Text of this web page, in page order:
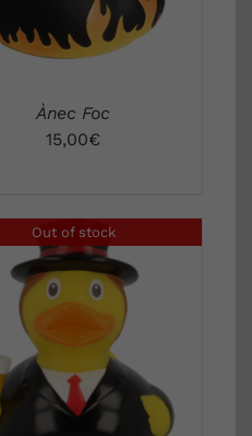
Ànec Foc
15,00€
Out of stock
VISTA RÁPIDA